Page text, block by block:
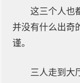
这三个人也
并没有什么出奇
谨。
三人走到大